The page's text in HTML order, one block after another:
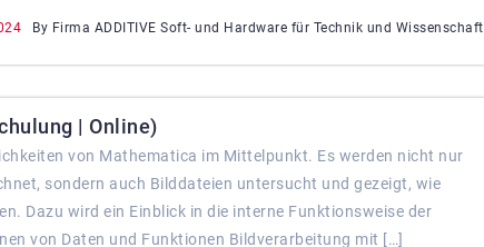
By Firma ADDITIVE Soft- und Hardware für Technik und Wissenschaft
| Online)
von Mathematica im Mittelpunkt. Es werden nicht nur
sondern auch Bilddateien untersucht und gezeigt, wie
Dazu wird ein Einblick in die interne Funktionsweise der
von Daten und Funktionen Bildverarbeitung mit […]